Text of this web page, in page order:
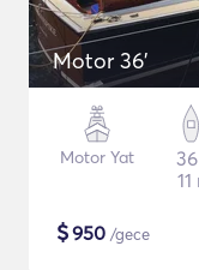
Motor 36'
Motor Yat
$950 /gece